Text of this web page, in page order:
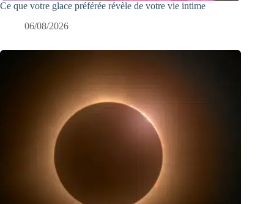
Ce que votre glace préférée révèle de votre vie intime
06/08/2026